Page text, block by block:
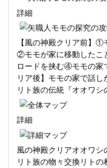
詳細
【風の神殿クリア前】①
②モモが家に移動したこ
ロードを挟む④モモの家
リア後】モモの家で話
リト族の伝統『オオワ
詳細
風の神殿クリアオオワシ
リト族の物々交換リトの